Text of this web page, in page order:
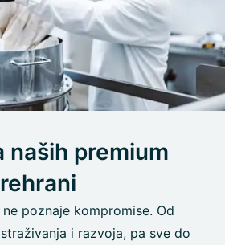
naših premium
poznaje kompromise. Od
i razvoja, pa sve do